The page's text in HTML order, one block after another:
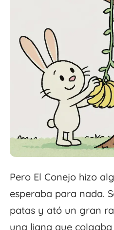
Pero El Conejo hizo
esperaba para nada.
patas y ató un gran
una liana que